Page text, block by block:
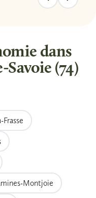
dans
Savoie (74)
Montjoie